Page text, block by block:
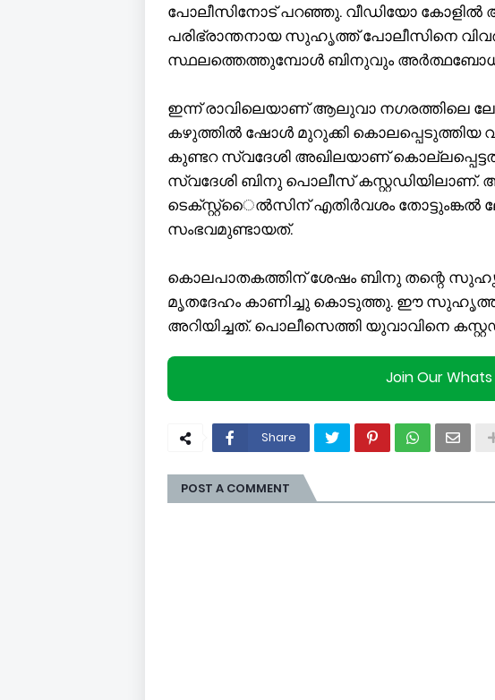
പോലീസിനോട് പറഞ്ഞു. വീഡിയോ കോളിൽ
പരിഭ്രാന്തനായ സുഹൃത്ത് പോലീസിനെ
സ്ഥലത്തെത്തുമ്പോൾ ബിനുവും
ഇന്ന് രാവിലെയാണ് ആലുവാ
കഴുത്തിൽ ഷോൾ മുറുക്കി കൊലപ്പെടുത്തിയ
കുണ്ടറ സ്വദേശി അഖിലയാണ്
സ്വദേശി ബിനു പൊലീസ്
ടെക്സ്റ്റ്ൈൽസിന് എതിർവശം
സംഭവമുണ്ടായത്.
കൊലപാതകത്തിന് ശേഷം ബിനു തന്റെ
മൃതദേഹം കാണിച്ചു കൊടുത്തു. ഈ സുഹൃത്താണ്
അറിയിച്ചത്. പൊലീസെത്തി യുവാവിനെ
Join Our
Share
POST A COMMENT